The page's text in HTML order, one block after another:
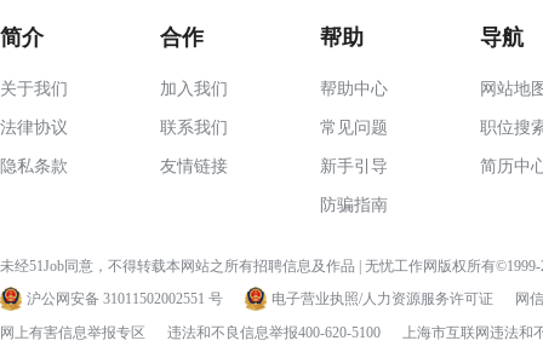
简介
关于我们
法律协议
隐私条款
合作
加入我们
联系我们
友情链接
帮助
帮助中心
常见问题
新手引导
防骗指南
导航
网站地
职位搜
简历中
未经51Job同意，不得转载本网站之所有招聘信息及作品 | 无忧工作网版权所有
沪公网安备 31011502002551 号
电子营业执照/人力资源服务许可证 网
网上有害信息举报专区 违法和不良信息举报400-620-5100 上海市互联网违法和